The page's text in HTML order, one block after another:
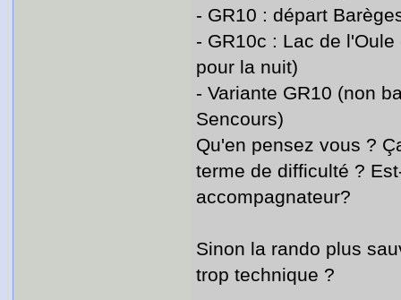
- GR10 : départ
- GR10c : Lac de
pour la nuit)
- Variante GR10 (non
Sencours)
Qu'en pensez vous ?
terme de difficulté ?
accompagnateur?
Sinon la rando plus
trop technique ?